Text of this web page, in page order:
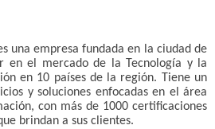
una empresa fundada en la ciudad de
en el mercado de la Tecnología y la
en 10 países de la región. Tiene un
y soluciones enfocadas en el área
con más de 1000 certificaciones
brindan a sus clientes.